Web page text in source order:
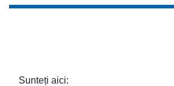
Sunteți aici: